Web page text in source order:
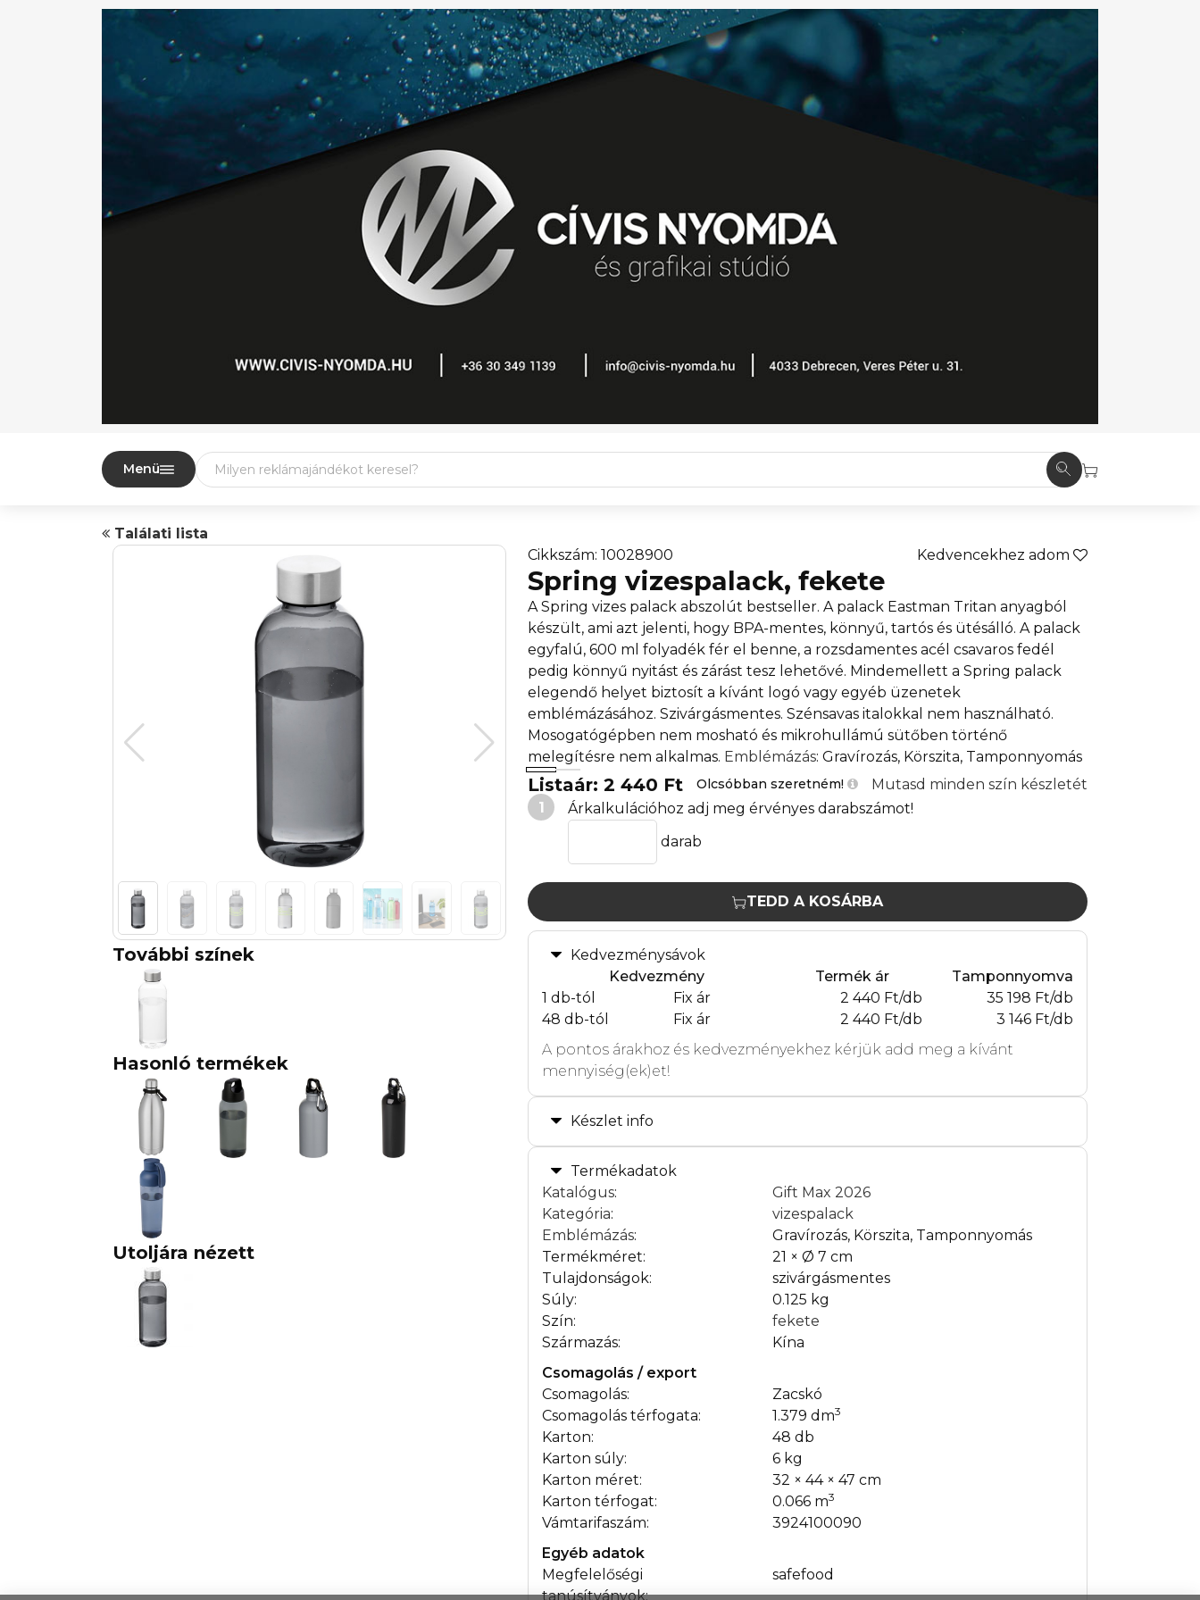
Menü
Találati lista
További színek
Hasonló termékek
Utoljára nézett
Cikkszám: 10028900 Kedvencekhez adom
Spring vizespalack, fekete
A Spring vizes palack abszolút bestseller. A palack Eastman Tritan anyagból
készült, ami azt jelenti, hogy BPA-mentes, könnyű, tartós és ütésálló. A palack
egyfalú, 600 ml folyadék fér el benne, a rozsdamentes acél csavaros fedél
pedig könnyű nyitást és zárást tesz lehetővé. Mindemellett a Spring palack
elegendő helyet biztosít a kívánt logó vagy egyéb üzenetek
emblémázásához. Szivárgásmentes. Szénsavas italokkal nem használható.
Mosogatógépben nem mosható és mikrohullámú sütőben történő
melegítésre nem alkalmas. Emblémázás: Gravírozás, Körszita, Tamponnyomás
Listaár: 2 440 Ft Olcsóbban szeretném!
Mutasd minden szín készletét
1
Árkalkulációhoz adj meg érvényes darabszámot!
darab
TEDD A KOSÁRBA
Kedvezménysávok
Kedvezmény
Termék ár
Tamponnyomva
1 db-tól
Fix ár 2 440 Ft/db
35 198 Ft/db
48 db-tól
Fix ár 2 440 Ft/db
3 146 Ft/db
A pontos árakhoz és kedvezményekhez kérjük add meg a kívánt
mennyiség(ek)et!
Készlet info
Termékadatok
Katalógus:
Gift Max 2026
Kategória:
vizespalack
Emblémázás:
Gravírozás, Körszita, Tamponnyomás
Termékméret:
21 × Ø 7 cm
Tulajdonságok:
szivárgásmentes
Súly:
0.125 kg
Szín:
fekete
Származás:
Kína
Csomagolás / export
Csomagolás:
Zacskó
Csomagolás térfogata:
1.379 dm3
Karton:
48 db
Karton súly:
6 kg
Karton méret:
32 × 44 × 47 cm
Karton térfogat:
0.066 m3
Vámtarifaszám:
3924100090
Egyéb adatok
Megfelelőségi
tanúsítványok:
safefood